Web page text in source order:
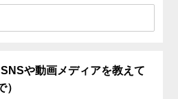
や動画メディアを教えて
）